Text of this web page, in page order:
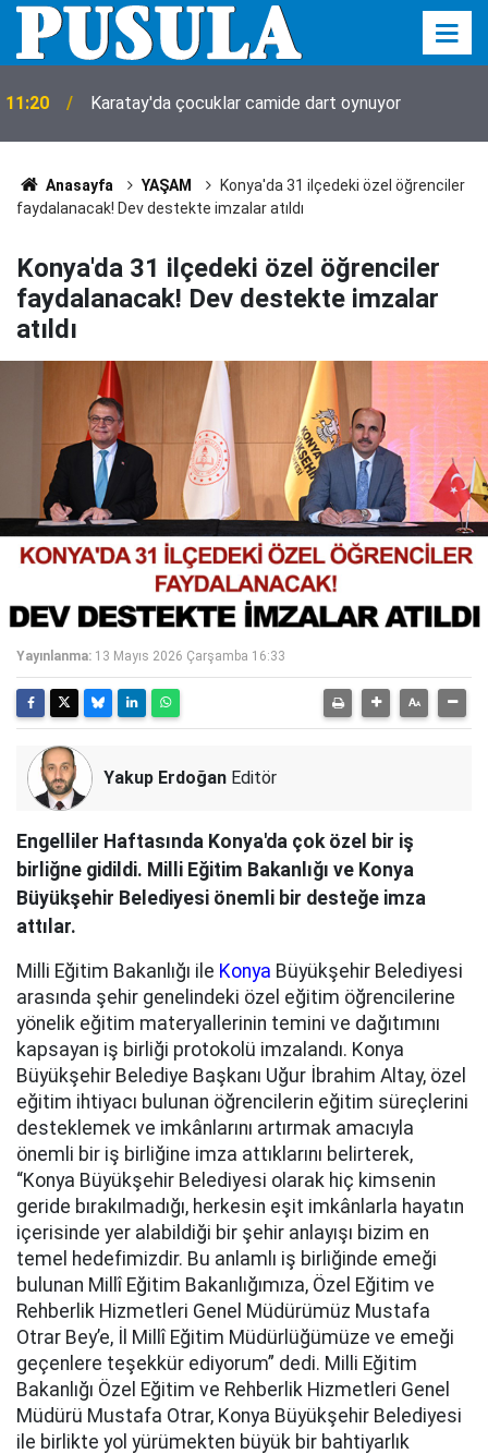
11:20 Karatay'da çocuklar camide dart oynuyor
Anasayfa YAŞAM
Konya'da 31 ilçedeki özel öğrenciler
faydalanacak! Dev destekte imzalar atıldı
Konya'da 31 ilçedeki özel öğrenciler
faydalanacak! Dev destekte imzalar
atıldı
Yayınlanma: 13 Mayıs 2026 Çarşamba 16:33
Yakup Erdoğan Editör
Engelliler Haftasında Konya'da çok özel bir iş
birliğne gidildi. Milli Eğitim Bakanlığı ve Konya
Büyükşehir Belediyesi önemli bir desteğe imza
attılar.
Milli Eğitim Bakanlığı ile Konya Büyükşehir Belediyesi
arasında şehir genelindeki özel eğitim öğrencilerine
yönelik eğitim materyallerinin temini ve dağıtımını
kapsayan iş birliği protokolü imzalandı. Konya
Büyükşehir Belediye Başkanı Uğur İbrahim Altay, özel
eğitim ihtiyacı bulunan öğrencilerin eğitim süreçlerini
desteklemek ve imkânlarını artırmak amacıyla
önemli bir iş birliğine imza attıklarını belirterek,
“Konya Büyükşehir Belediyesi olarak hiç kimsenin
geride bırakılmadığı, herkesin eşit imkânlarla hayatın
içerisinde yer alabildiği bir şehir anlayışı bizim en
temel hedefimizdir. Bu anlamlı iş birliğinde emeği
bulunan Millî Eğitim Bakanlığımıza, Özel Eğitim ve
Rehberlik Hizmetleri Genel Müdürümüz Mustafa
Otrar Bey’e, İl Millî Eğitim Müdürlüğümüze ve emeği
geçenlere teşekkür ediyorum” dedi. Milli Eğitim
Bakanlığı Özel Eğitim ve Rehberlik Hizmetleri Genel
Müdürü Mustafa Otrar, Konya Büyükşehir Belediyesi
ile birlikte yol yürümekten büyük bir bahtiyarlık